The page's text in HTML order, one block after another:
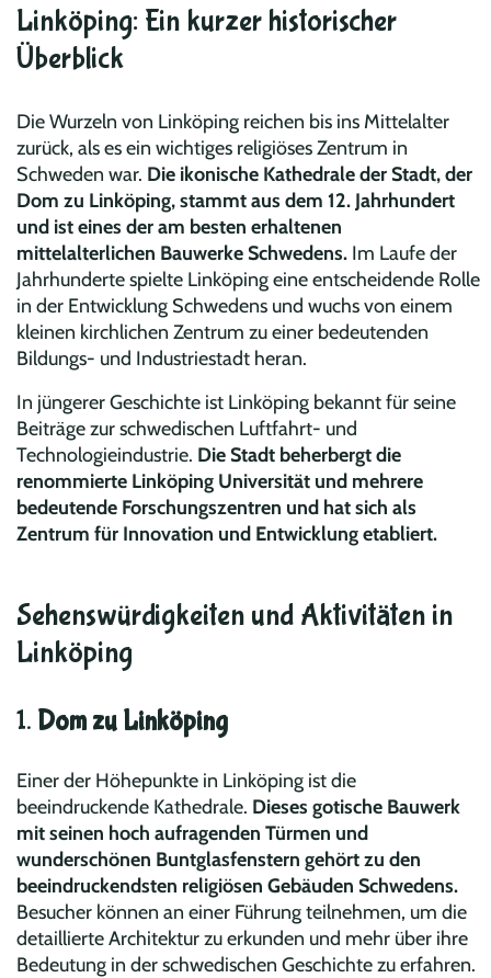
Linköping: Ein kurzer historischer
Überblick
Die Wurzeln von Linköping reichen bis ins Mittelalter
zurück, als es ein wichtiges religiöses Zentrum in
Schweden war. Die ikonische Kathedrale der Stadt, der
Dom zu Linköping, stammt aus dem 12. Jahrhundert
und ist eines der am besten erhaltenen
mittelalterlichen Bauwerke Schwedens. Im Laufe der
Jahrhunderte spielte Linköping eine entscheidende Rolle
in der Entwicklung Schwedens und wuchs von einem
kleinen kirchlichen Zentrum zu einer bedeutenden
Bildungs- und Industriestadt heran.
In jüngerer Geschichte ist Linköping bekannt für seine
Beiträge zur schwedischen Luftfahrt- und
Technologieindustrie. Die Stadt beherbergt die
renommierte Linköping Universität und mehrere
bedeutende Forschungszentren und hat sich als
Zentrum für Innovation und Entwicklung etabliert.
Sehenswürdigkeiten und Aktivitäten in
Linköping
1. Dom zu Linköping
Einer der Höhepunkte in Linköping ist die
beeindruckende Kathedrale. Dieses gotische Bauwerk
mit seinen hoch aufragenden Türmen und
wunderschönen Buntglasfenstern gehört zu den
beeindruckendsten religiösen Gebäuden Schwedens.
Besucher können an einer Führung teilnehmen, um die
detaillierte Architektur zu erkunden und mehr über ihre
Bedeutung in der schwedischen Geschichte zu erfahren.